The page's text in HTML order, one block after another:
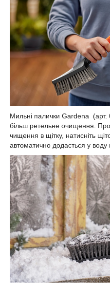
Мильні палички Gardena
більш ретельне очищення.
чищення в щітку, натисніть
автоматично додасться у воду